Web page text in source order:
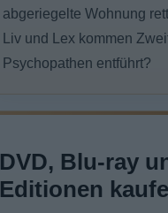
abgeriegelte Wohnung
Liv und Lex kommen
Psychopathen entführt?
DVD, Blu-ray
Editionen